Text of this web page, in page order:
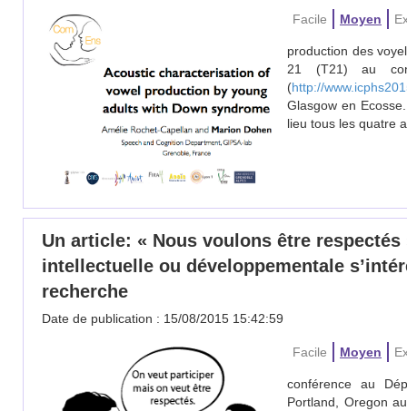
Facile Moyen
production des
21 (T21) au
(http://
Glasgow en
lieu tous les quatre
Un article: « Nous voulons être
intellectuelle ou développementale
recherche
Date de publication : 15/08/2015 15:42:59
Facile Moyen
conférence au
Portland, Oregon